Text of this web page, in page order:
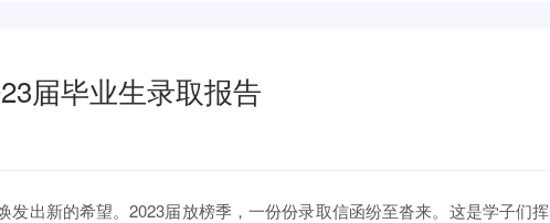
届毕业生录取报告
发出新的希望。2023届放榜季，一份份录取信函纷至沓来。这是学子们挥